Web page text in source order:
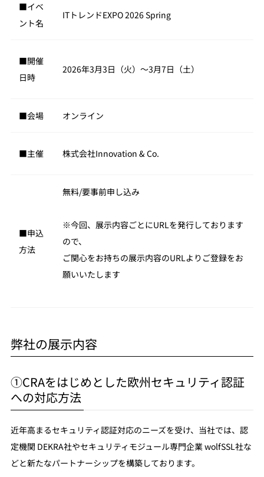
■イベ
ント名
ITトレンドEXPO 2026 Spring
■開催
日時
2026年3月3日（火）～3月7日（土）
■会場 オンライン
■主催 株式会社Innovation & Co.
■申込
方法
無料/要事前申し込み
※今回、展示内容ごとにURLを発行しております
ので、
ご関心をお持ちの展示内容のURLよりご登録をお
願いいたします
弊社の展示内容
①CRAをはじめとした欧州セキュリティ認証
への対応方法
近年高まるセキュリティ認証対応のニーズを受け、当社では、認
定機関 DEKRA社やセキュリティモジュール専門企業 wolfSSL社な
どと新たなパートナーシップを構築しております。